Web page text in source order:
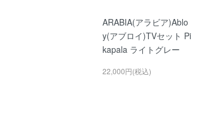
ARABIA(アラビア)Ablo
y(アブロイ)TVセット Pi
kapala ライトグレー
22,000円(税込)